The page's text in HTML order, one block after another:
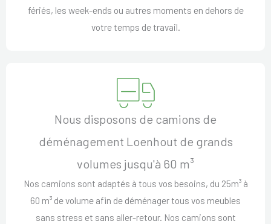
fériés, les week-ends ou autres moments en dehors de
votre temps de travail.
Nous disposons de camions de
déménagement Loenhout de grands
volumes jusqu'à 60 m³
Nos camions sont adaptés à tous vos besoins, du 25m³ à
60 m³ de volume afin de déménager tous vos meubles
sans stress et sans aller-retour. Nos camions sont